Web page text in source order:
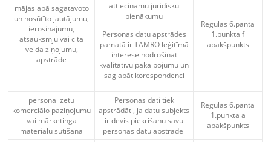
mājaslapā sagatavoto
un nosūtīto jautājumu,
ierosinājumu,
atsauksmju vai cita
veida ziņojumu,
apstrāde
attiecināmu juridisku
pienākumu
Personas datu apstrādes
pamatā ir TAMRO leģitīmā
interese nodrošināt
kvalitatīvu pakalpojumu un
saglabāt korespondenci
Regulas 6.panta
1.punkta f
apakšpunkts
personalizētu
komerciālo paziņojumu
vai mārketinga
materiālu sūtīšana
Personas dati tiek
apstrādāti, ja datu subjekts
ir devis piekrišanu savu
personas datu apstrādei
Regulas 6.panta
1.punkta a
apakšpunkts